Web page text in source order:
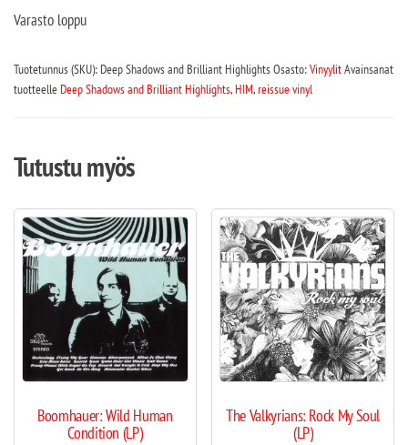
Varasto loppu
Tuotetunnus (SKU): Deep Shadows and Brilliant HighlightsOsasto:VinyylitAvainsanat
tuotteelleDeep Shadows and Brilliant Highlights,HIM,reissue vinyl
Tutustu myös
Boomhauer: Wild Human
Condition (LP)
The Valkyrians: Rock My Soul
(LP)